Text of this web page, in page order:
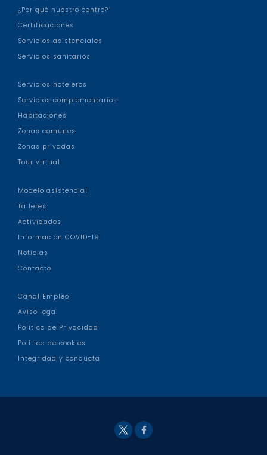
¿Por qué nuestro centro?
Certificaciones
Servicios asistenciales
Servicios sanitarios
Servicios hoteleros
Servicios complementarios
Habitaciones
Zonas comunes
Zonas privadas
Tour virtual
Modelo asistencial
Talleres
Actividades
Información COVID-19
Noticias
Contacto
Canal Empleo
Aviso legal
Política de Privacidad
Política de cookies
Integridad y conducta